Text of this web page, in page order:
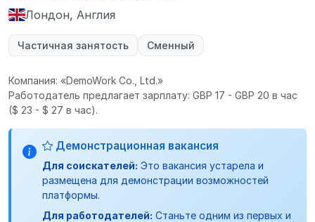
Лондон, Англия
Частичная занятость Сменный
Компания: «DemoWork Co., Ltd.»
Работодатель предлагает зарплату: GBP 17 - GBP 20 в час
($ 23 - $ 27 в час).
Демонстрационная вакансия
Для соискателей: Это вакансия устарела и
размещена для демонстрации возможностей
платформы.
Для работодателей: Станьте одним из первых и